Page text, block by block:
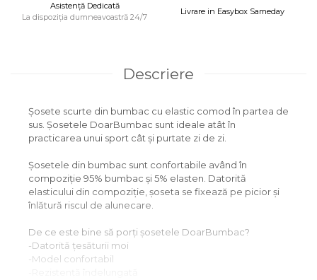
Asistență Dedicată
La dispoziția dumneavoastră 24/7
Livrare in Easybox Sameday
Descriere
Șosete scurte din bumbac cu elastic comod în partea de
sus. Șosetele DoarBumbac sunt ideale atât în
practicarea unui sport cât și purtate zi de zi.
Șosetele din bumbac sunt confortabile având în
compoziție 95% bumbac și 5% elasten. Datorită
elasticului din compoziție, șoseta se fixează pe picior și
înlătură riscul de alunecare.
De ce este bine să porți șosetele DoarBumbac?
-Datorită țesăturii moi
-Model confortabil